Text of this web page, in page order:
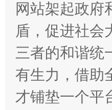
网站架起政府
盾，促进社会
三者的和谐统
有生力，借助
才铺垫一个平